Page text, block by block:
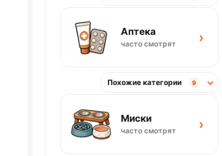
Аптека
часто смотрят ›
Похожие категории 9
Миски
часто смотрят ›